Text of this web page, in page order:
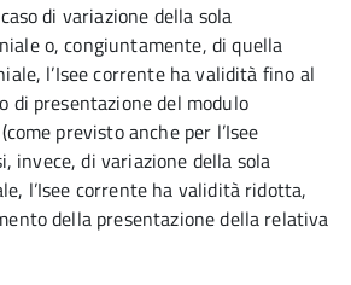
di variazione della sola
o, congiuntamente, di quella
l’Isee corrente ha validità fino al
di presentazione del modulo
previsto anche per l’Isee
invece, di variazione della sola
l’Isee corrente ha validità ridotta,
della presentazione della relativa